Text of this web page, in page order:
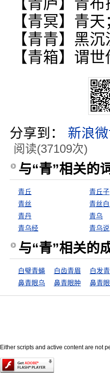
【青冥】青天
【青青】黑
【青箱】谓世
分享到： 新浪
阅读(37109次)
与“青”相关的
青丘 青丘子
青丝
青丝
青丹
青乌
青乌经
青乌说
与“青”相关的
白璧青蝇 白齿青眉 白发
鼻青眼乌
鼻青眼肿 鼻青
Either scripts and active content are not